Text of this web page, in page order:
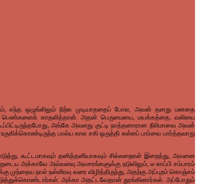
எந்த ஒழுங்கிலும் நிற்க முடியாததைப் போல, அவன் தனது மனதை
பெண்களைக் காதலித்தான். அதன் பெருமையை, மயக்கத்தை, வலியை
அங்கே அவளது குட்டி நாத்தனாரான நீலிமாவை அவன்
பால்ய கால சகி ஒருத்தி கள்ளப் பார்வை பார்த்தவாறு
கூட்டமாகவும் தனித்தனியாகவும் சில்லறைகள் இறைத்து, அவனை
அக்காவே அவ்வளவு அவசரங்களுக்கு நடுவிலும், டீ காப்பி சம்பாரம்
நாள் நள்ளிரவு வரை விழித்திருந்து, அதற்கு அப்புறம் கொஞ்சம்
அக்கா அதட்டவேதான் தூங்கினார்கள். அப்போதும்